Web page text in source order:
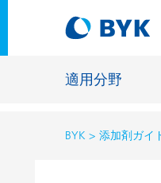
適用分野
適用分野別の推奨
BYK 添加剤ガイ